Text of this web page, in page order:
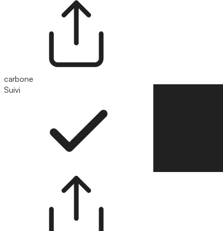
carbone
Suivi